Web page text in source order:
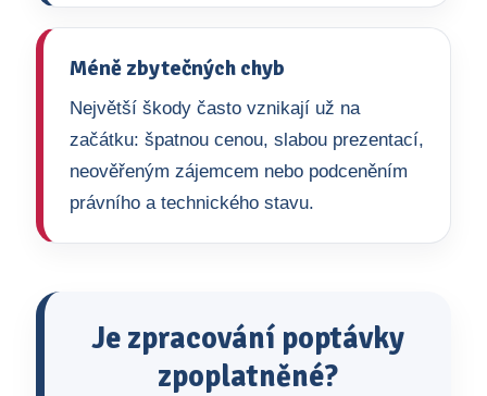
Méně zbytečných chyb
Největší škody často vznikají už na
začátku: špatnou cenou, slabou prezentací,
neověřeným zájemcem nebo podceněním
právního a technického stavu.
Je zpracování poptávky
zpoplatněné?